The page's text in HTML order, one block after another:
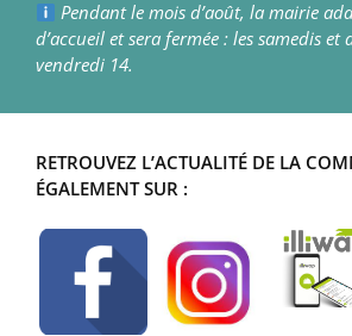
Pendant le mois d’août, la mairie
d’accueil et sera fermée : les samedis
vendredi 14.
RETROUVEZ L’ACTUALITÉ DE LA
ÉGALEMENT SUR :